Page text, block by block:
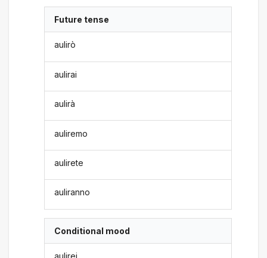
Future tense
aulirò
aulirai
aulirà
auliremo
aulirete
auliranno
Conditional mood
aulirei